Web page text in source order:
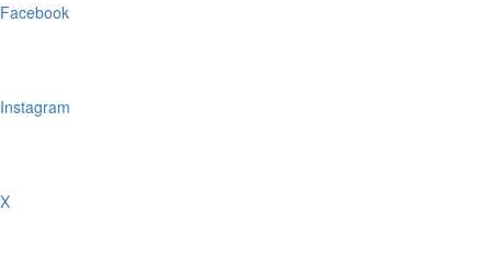
Facebook
Instagram
X